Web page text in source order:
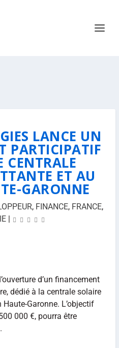
LANCE UN
PARTICIPATIF
CENTRALE
ET AU
GARONNE
, FINANCE, FRANCE,
|
d’un financement
dédié à la centrale solaire
Garonne. L’objectif
000 €, pourra être